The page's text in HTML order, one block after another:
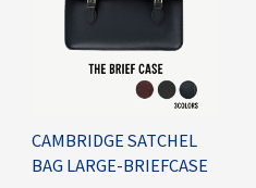
CAMBRIDGE SATCHEL
BAG LARGE-BRIEFCASE